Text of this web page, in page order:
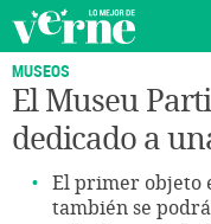
MUSEOS
El Museu
dedicado a
El primer objeto
también se